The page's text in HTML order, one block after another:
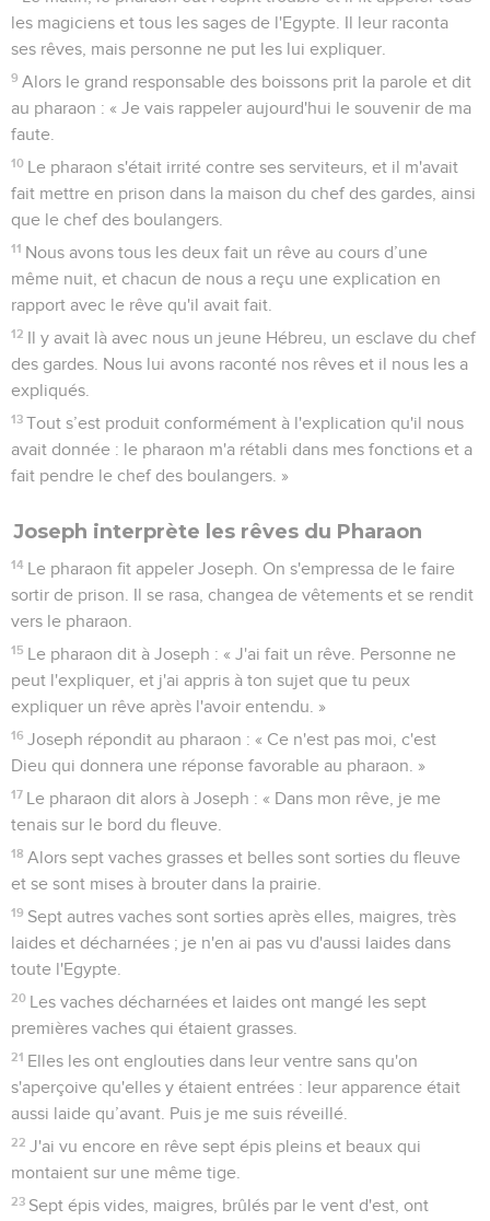
les magiciens et tous les sages de l'Egypte. Il leur raconta
ses rêves, mais personne ne put les lui expliquer.
9 Alors le grand responsable des boissons prit la parole et dit
au pharaon : « Je vais rappeler aujourd'hui le souvenir de ma
faute.
10 Le pharaon s'était irrité contre ses serviteurs, et il m'avait
fait mettre en prison dans la maison du chef des gardes, ainsi
que le chef des boulangers.
11 Nous avons tous les deux fait un rêve au cours d’une
même nuit, et chacun de nous a reçu une explication en
rapport avec le rêve qu'il avait fait.
12 Il y avait là avec nous un jeune Hébreu, un esclave du chef
des gardes. Nous lui avons raconté nos rêves et il nous les a
expliqués.
13 Tout s’est produit conformément à l'explication qu'il nous
avait donnée : le pharaon m'a rétabli dans mes fonctions et a
fait pendre le chef des boulangers. »
Joseph interprète les rêves du Pharaon
14 Le pharaon fit appeler Joseph. On s'empressa de le faire
sortir de prison. Il se rasa, changea de vêtements et se rendit
vers le pharaon.
15 Le pharaon dit à Joseph : « J'ai fait un rêve. Personne ne
peut l'expliquer, et j'ai appris à ton sujet que tu peux
expliquer un rêve après l'avoir entendu. »
16 Joseph répondit au pharaon : « Ce n'est pas moi, c'est
Dieu qui donnera une réponse favorable au pharaon. »
17 Le pharaon dit alors à Joseph : « Dans mon rêve, je me
tenais sur le bord du fleuve.
18 Alors sept vaches grasses et belles sont sorties du fleuve
et se sont mises à brouter dans la prairie.
19 Sept autres vaches sont sorties après elles, maigres, très
laides et décharnées ; je n'en ai pas vu d'aussi laides dans
toute l'Egypte.
20 Les vaches décharnées et laides ont mangé les sept
premières vaches qui étaient grasses.
21 Elles les ont englouties dans leur ventre sans qu'on
s'aperçoive qu'elles y étaient entrées : leur apparence était
aussi laide qu’avant. Puis je me suis réveillé.
22 J'ai vu encore en rêve sept épis pleins et beaux qui
montaient sur une même tige.
23 Sept épis vides, maigres, brûlés par le vent d'est, ont